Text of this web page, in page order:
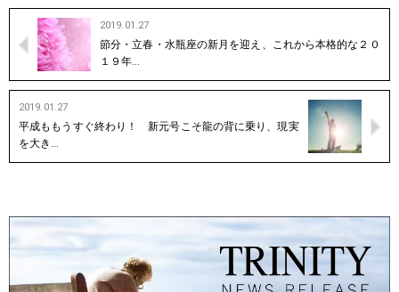
2019.01.27
節分・立春・水瓶座の新月を迎え、これから本格的な２０
１９年…
2019.01.27
平成ももうすぐ終わり！ 新元号こそ龍の背に乗り、現実
を大き…